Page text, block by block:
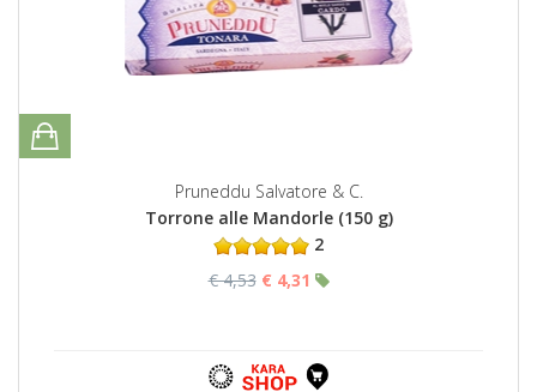
Pruneddu Salvatore & C.
Torrone alle Mandorle (150 g)
2
€ 4,53 € 4,31